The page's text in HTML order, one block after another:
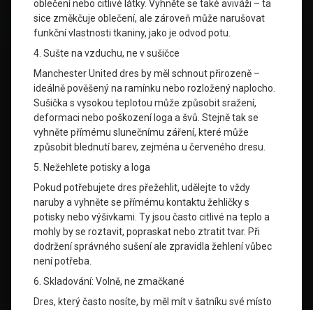
oblečení nebo citlivé látky. Vyhněte se také aviváži – ta
sice změkčuje oblečení, ale zároveň může narušovat
funkční vlastnosti tkaniny, jako je odvod potu.
4. Sušte na vzduchu, ne v sušičce
Manchester United dres by měl schnout přirozeně –
ideálně pověšený na ramínku nebo rozložený naplocho.
Sušička s vysokou teplotou může způsobit sražení,
deformaci nebo poškození loga a švů. Stejně tak se
vyhněte přímému slunečnímu záření, které může
způsobit blednutí barev, zejména u červeného dresu.
5. Nežehlete potisky a loga
Pokud potřebujete dres přežehlit, udělejte to vždy
naruby a vyhněte se přímému kontaktu žehličky s
potisky nebo výšivkami. Ty jsou často citlivé na teplo a
mohly by se roztavit, popraskat nebo ztratit tvar. Při
dodržení správného sušení ale zpravidla žehlení vůbec
není potřeba.
6. Skladování: Volně, ne zmačkané
Dres, který často nosíte, by měl mít v šatníku své místo